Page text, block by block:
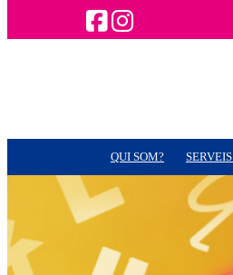
QUI SOM? SERVEIS